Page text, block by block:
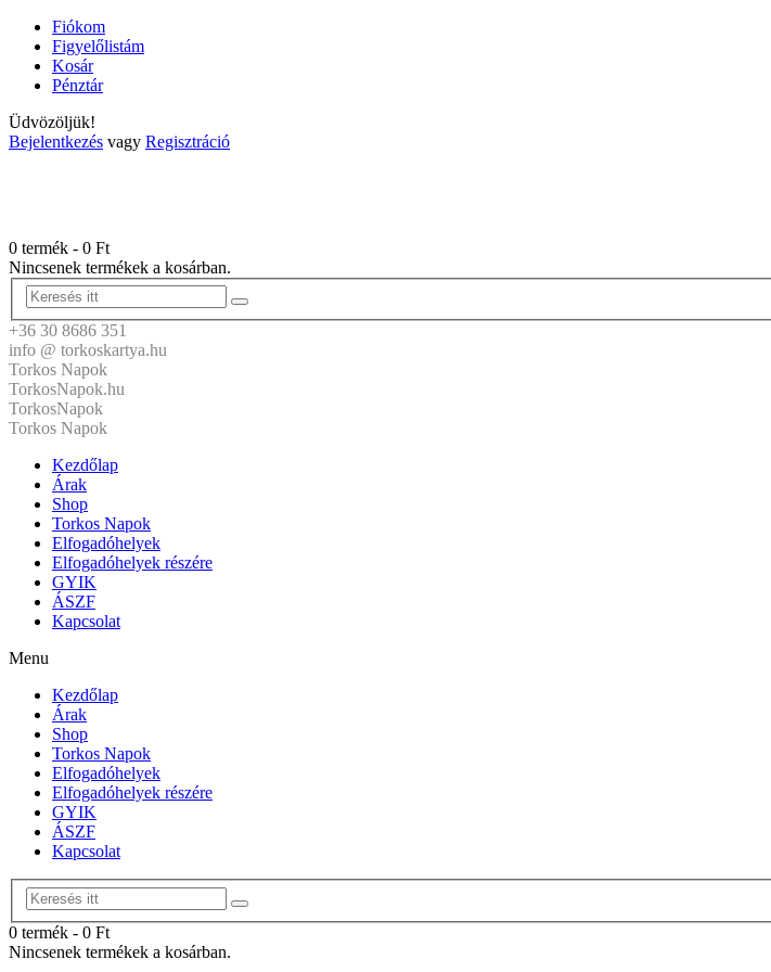
Fiókom
Figyelőlistám
Kosár
Pénztár
Üdvözöljük!
Bejelentkezés vagy Regisztráció
0 termék - 0 Ft
Nincsenek termékek a kosárban.
+36 30 8686 351
info @ torkoskartya.hu
Torkos Napok
TorkosNapok.hu
TorkosNapok
Torkos Napok
Kezdőlap
Árak
Shop
Torkos Napok
Elfogadóhelyek
Elfogadóhelyek részére
GYIK
ÁSZF
Kapcsolat
Menu
Kezdőlap
Árak
Shop
Torkos Napok
Elfogadóhelyek
Elfogadóhelyek részére
GYIK
ÁSZF
Kapcsolat
0 termék - 0 Ft
Nincsenek termékek a kosárban.